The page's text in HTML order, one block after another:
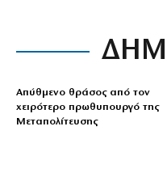
Απύθμενο θράσος από τον
χειρότερο πρωθυπουργό της
Μεταπολίτευσης